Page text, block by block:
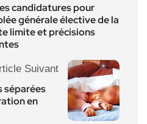
candidatures pour
générale élective de la
limite et précisions
Suivant
séparées
en